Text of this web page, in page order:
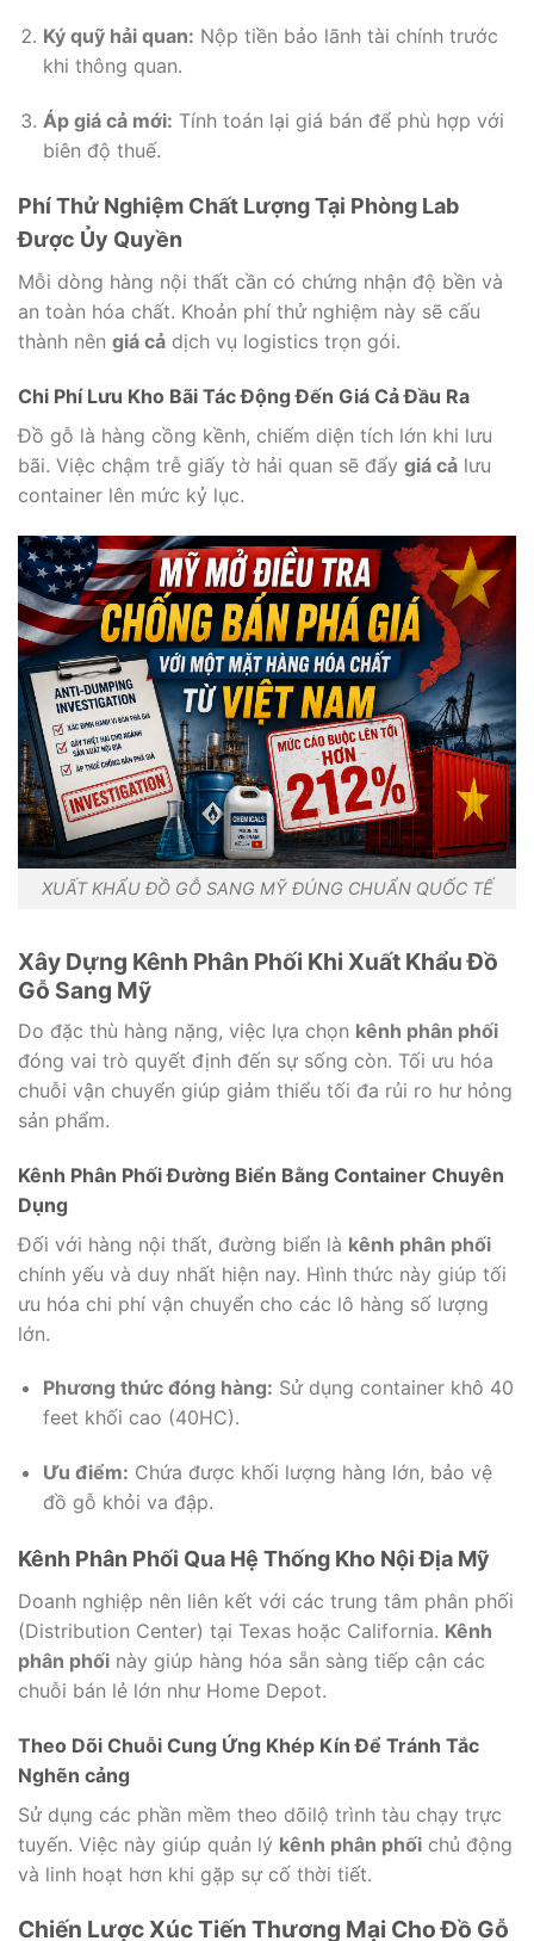
Ký quỹ hải quan: Nộp tiền bảo lãnh tài chính trước
khi thông quan.
Áp giá cả mới: Tính toán lại giá bán để phù hợp với
biên độ thuế.
Phí Thử Nghiệm Chất Lượng Tại Phòng Lab
Được Ủy Quyền
Mỗi dòng hàng nội thất cần có chứng nhận độ bền và
an toàn hóa chất. Khoản phí thử nghiệm này sẽ cấu
thành nên giá cả dịch vụ logistics trọn gói.
Chi Phí Lưu Kho Bãi Tác Động Đến Giá Cả Đầu Ra
Đồ gỗ là hàng cồng kềnh, chiếm diện tích lớn khi lưu
bãi. Việc chậm trễ giấy tờ hải quan sẽ đẩy giá cả lưu
container lên mức kỷ lục.
XUẤT KHẨU ĐỒ GỖ SANG MỸ ĐÚNG CHUẨN QUỐC TẾ
Xây Dựng Kênh Phân Phối Khi Xuất Khẩu Đồ
Gỗ Sang Mỹ
Do đặc thù hàng nặng, việc lựa chọn kênh phân phối
đóng vai trò quyết định đến sự sống còn. Tối ưu hóa
chuỗi vận chuyển giúp giảm thiểu tối đa rủi ro hư hỏng
sản phẩm.
Kênh Phân Phối Đường Biển Bằng Container Chuyên
Dụng
Đối với hàng nội thất, đường biển là kênh phân phối
chính yếu và duy nhất hiện nay. Hình thức này giúp tối
ưu hóa chi phí vận chuyển cho các lô hàng số lượng
lớn.
Phương thức đóng hàng: Sử dụng container khô 40
feet khối cao (40HC).
Ưu điểm: Chứa được khối lượng hàng lớn, bảo vệ
đồ gỗ khỏi va đập.
Kênh Phân Phối Qua Hệ Thống Kho Nội Địa Mỹ
Doanh nghiệp nên liên kết với các trung tâm phân phối
(Distribution Center) tại Texas hoặc California. Kênh
phân phối này giúp hàng hóa sẵn sàng tiếp cận các
chuỗi bán lẻ lớn như Home Depot.
Theo Dõi Chuỗi Cung Ứng Khép Kín Để Tránh Tắc
Nghẽn cảng
Sử dụng các phần mềm theo dõilộ trình tàu chạy trực
tuyến. Việc này giúp quản lý kênh phân phối chủ động
và linh hoạt hơn khi gặp sự cố thời tiết.
Chiến Lược Xúc Tiến Thương Mại Cho Đồ Gỗ